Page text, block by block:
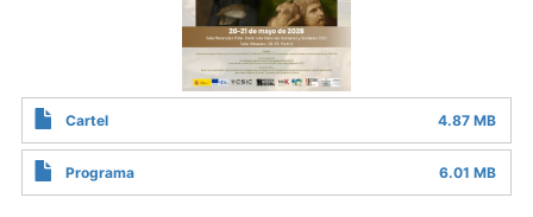
Cartel 4.87 MB
Programa 6.01 MB